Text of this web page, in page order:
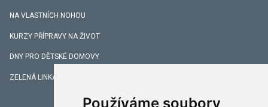
Používáme soubory
NA VLASTNÍCH NOHOU
KURZY PŘÍPRAVY NA ŽIVOT
DNY PRO DĚTSKÉ DOMOVY
ZELENÁ LINKA